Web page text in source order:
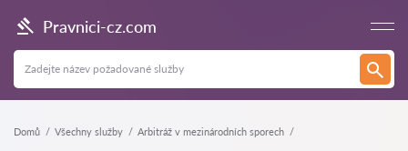
Pravnici-cz.com
Domů Všechny služby Arbitráž v mezinárodních sporech